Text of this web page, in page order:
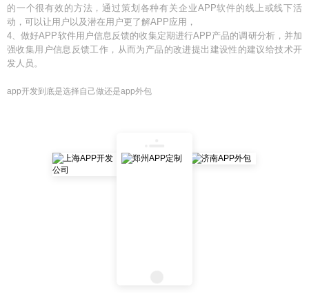
的一个很有效的方法，通过策划各种有关企业APP软件的线上或线下活
动，可以让用户以及潜在用户更了解APP应用，
4、做好APP软件用户信息反馈的收集定期进行APP产品的调研分析，并加
强收集用户信息反馈工作，从而为产品的改进提出建设性的建议给技术开
发人员。
app开发到底是选择自己做还是app外包